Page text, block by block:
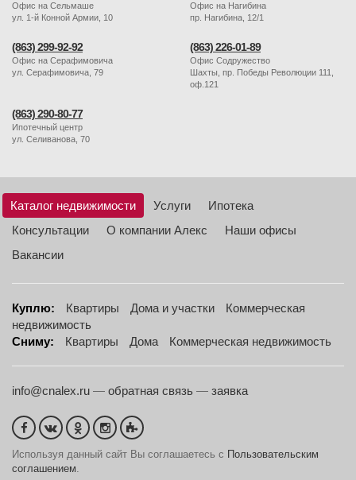
Офис на Сельмаше
ул. 1-й Конной Армии, 10
Офис на Нагибина
пр. Нагибина, 12/1
(863) 299-92-92
Офис на Серафимовича
ул. Серафимовича, 79
(863) 226-01-89
Офис Содружество
Шахты, пр. Победы Революции 111,
оф.121
(863) 290-80-77
Ипотечный центр
ул. Селиванова, 70
Каталог недвижимости Услуги
Ипотека
Консультации
О компании Алекс
Наши офисы
Вакансии
Куплю: Квартиры Дома и участки
Коммерческая
недвижимость
Сниму:
Квартиры Дома Коммерческая недвижимость
info@cnalex.ru — обратная связь — заявка
Используя данный сайт Вы соглашаетесь с Пользовательским
соглашением.